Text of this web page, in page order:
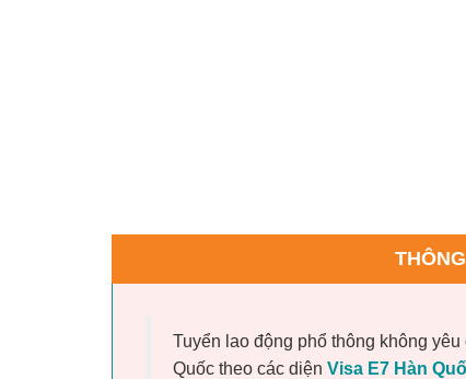
Tuyển lao động phổ thông không
Quốc theo các diện Visa E7 Hàn